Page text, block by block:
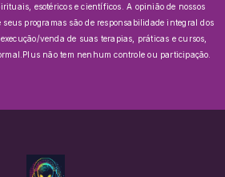
esotéricos e científicos.A opinião de nossos
seus programas são de responsabilidade integral dos
venda de suas terapias, práticas e cursos,
não tem nenhum controle ou participação.